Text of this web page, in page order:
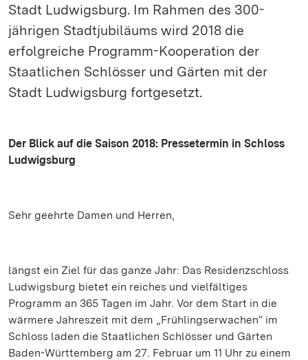
Stadt Ludwigsburg. Im Rahmen des 300-
jährigen Stadtjubiläums wird 2018 die
erfolgreiche Programm-Kooperation der
Staatlichen Schlösser und Gärten mit der
Stadt Ludwigsburg fortgesetzt.
Der Blick auf die Saison 2018: Pressetermin in Schloss
Ludwigsburg
Sehr geehrte Damen und Herren,
längst ein Ziel für das ganze Jahr: Das Residenzschloss
Ludwigsburg bietet ein reiches und vielfältiges
Programm an 365 Tagen im Jahr. Vor dem Start in die
wärmere Jahreszeit mit dem „Frühlingserwachen“ im
Schloss laden die Staatlichen Schlösser und Gärten
Baden-Württemberg am 27. Februar um 11 Uhr zu einem